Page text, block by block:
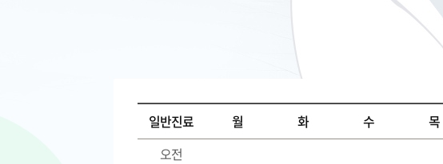
일반진료 월 화 수 목
오전